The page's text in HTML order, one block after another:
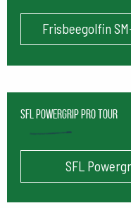
Frisbeegolfin
SFL Powergrip Pro Tour
SFL